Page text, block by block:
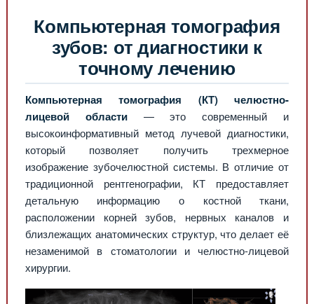
Компьютерная томография
зубов: от диагностики к
точному лечению
Компьютерная томография (КТ) челюстно-
лицевой области— это современный и
высокоинформативный метод лучевой диагностики,
который позволяет получить трехмерное
изображение зубочелюстной системы. В отличие от
традиционной рентгенографии, КТ предоставляет
детальную информацию о костной ткани,
расположении корней зубов, нервных каналов и
близлежащих анатомических структур, что делает её
незаменимой в стоматологии и челюстно-лицевой
хирургии.